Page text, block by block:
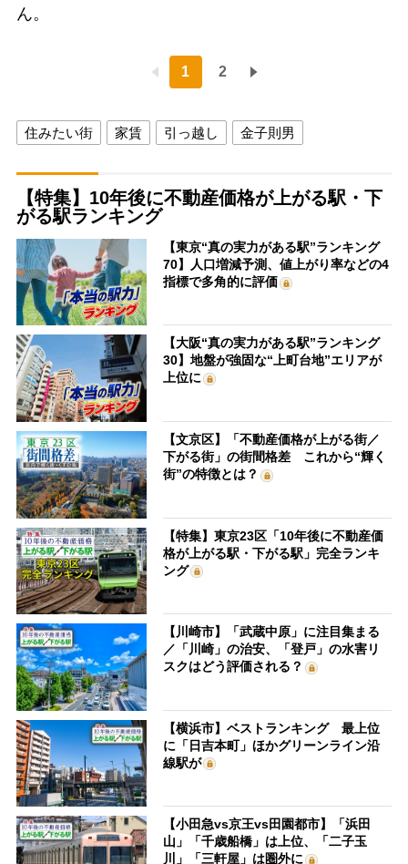
ん。
1 2
住みたい街 家賃 引っ越し 金子則男
【特集】10年後に不動産価格が上がる駅・下
がる駅ランキング
【東京“真の実力がある駅”ランキング
70】人口増減予測、値上がり率などの4
指標で多角的に評価
【大阪“真の実力がある駅”ランキング
30】地盤が強固な“上町台地”エリアが
上位に
【文京区】「不動産価格が上がる街／
下がる街」の街間格差 これから“輝く
街”の特徴とは？
【特集】東京23区「10年後に不動産価
格が上がる駅・下がる駅」完全ランキ
ング
【川崎市】「武蔵中原」に注目集まる
／「川崎」の治安、「登戸」の水害リ
スクはどう評価される？
【横浜市】ベストランキング 最上位
に「日吉本町」ほかグリーンライン沿
線駅が
【小田急vs京王vs田園都市】「浜田
山」「千歳船橋」は上位、「二子玉
川」「三軒屋」は圏外に